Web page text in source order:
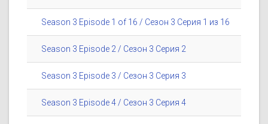
Season 3 Episode 1 of 16 / Сезон 3 Серия 1 из 16
Season 3 Episode 2 / Сезон 3 Серия 2
Season 3 Episode 3 / Сезон 3 Серия 3
Season 3 Episode 4 / Сезон 3 Серия 4